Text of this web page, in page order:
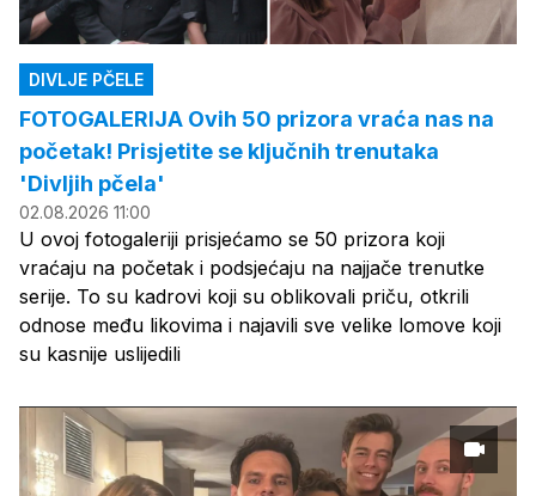
DIVLJE PČELE
FOTOGALERIJA Ovih 50 prizora vraća nas na
početak! Prisjetite se ključnih trenutaka
'Divljih pčela'
02.08.2026 11:00
U ovoj fotogaleriji prisjećamo se 50 prizora koji
vraćaju na početak i podsjećaju na najjače trenutke
serije. To su kadrovi koji su oblikovali priču, otkrili
odnose među likovima i najavili sve velike lomove koji
su kasnije uslijedili